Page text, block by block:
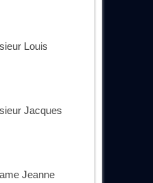
Louis
Jacques
Jeanne